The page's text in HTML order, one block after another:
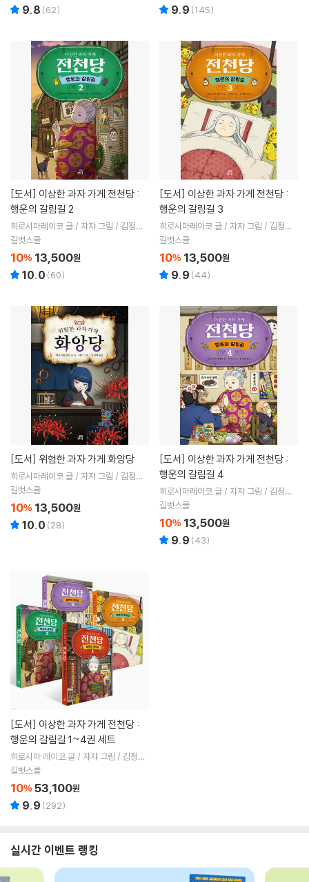
9.8 (62) 9.9 (145)
[도서]
행운의 갈림길 2
히로시마레이코 글 / 쟈쟈 그림 / 김정화
역
길벗스쿨
10% 13,500원
10.0 (60)
[도서]
행운의 갈림길 3
히로시마레이코 글 / 쟈쟈 그림 / 김정화
역
길벗스쿨
10% 13,500원
9.9 (44)
[도서] 위험한 과자 가게 화앙당
히로시마레이코 글 / 쟈쟈 그림 / 김정화
역
길벗스쿨
10% 13,500원
10.0 (28)
[도서]
행운의 갈림길 4
히로시마레이코 글 / 쟈쟈 그림 / 김정화
역
길벗스쿨
10% 13,500원
9.9 (43)
[도서]
행운의 갈림길 1~4권 세트
히로시마 레이코 글 / 쟈쟈 그림 / 김정화
역
길벗스쿨
10% 53,100원
9.9 (292)
실시간 이벤트 랭킹